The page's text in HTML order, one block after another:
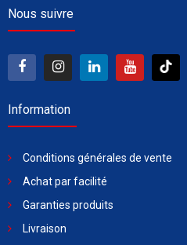
Nous suivre
Information
Conditions générales de vente
Achat par facilité
Garanties produits
Livraison